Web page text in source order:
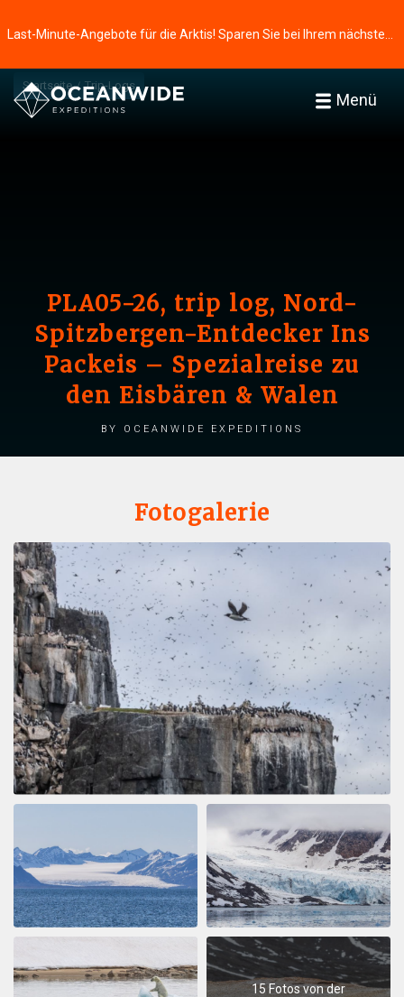
Menü
Startseite Trip-Logs
PLA05-26, trip log, Nord-
Spitzbergen-Entdecker Ins
Packeis – Spezialreise zu
den Eisbären & Walen
by Oceanwide Expeditions
Fotogalerie
15 Fotos von der